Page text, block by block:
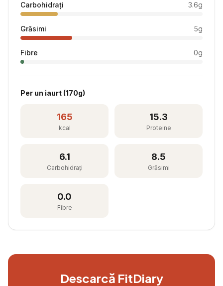
Carbohidrați 3.6g
Grăsimi 5g
Fibre 0g
Per un iaurt (170g)
165
kcal
15.3
Proteine
6.1
Carbohidrați
8.5
Grăsimi
0.0
Fibre
Descarcă FitDiary